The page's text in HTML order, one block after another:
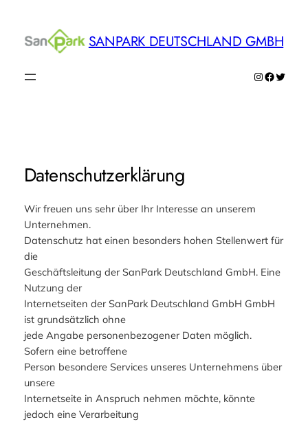
springen
SANPARK DEUTSCHLAND GMBH
Instagram
Datenschutzerklärung
Wir freuen uns sehr über Ihr Interesse an unserem
Unternehmen.
Datenschutz hat einen besonders hohen Stellenwert für
die
Geschäftsleitung der SanPark Deutschland GmbH. Eine
Nutzung der
Internetseiten der SanPark Deutschland GmbH GmbH
ist grundsätzlich ohne
jede Angabe personenbezogener Daten möglich.
Sofern eine betroffene
Person besondere Services unseres Unternehmens über
unsere
Internetseite in Anspruch nehmen möchte, könnte
jedoch eine Verarbeitung